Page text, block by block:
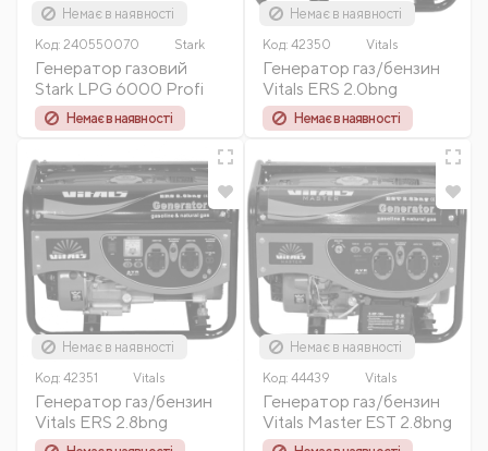
Немає в наявності
Код: 240550070 Stark
Генератор газовий
Stark LPG 6000 Profi
Немає в наявності
Немає в наявності
Код: 42350 Vitals
Генератор газ/бензин
Vitals ERS 2.0bng
Немає в наявності
Немає в наявності
Код: 42351 Vitals
Генератор газ/бензин
Vitals ERS 2.8bng
Немає в наявності
Код: 44439 Vitals
Генератор газ/бензин
Vitals Master EST 2.8bng